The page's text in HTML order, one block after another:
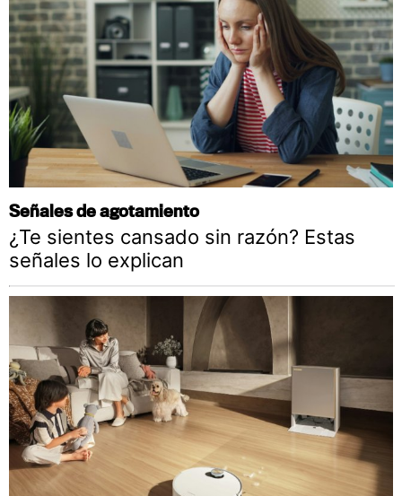
Señales de agotamiento
¿Te sientes cansado sin razón? Estas
señales lo explican